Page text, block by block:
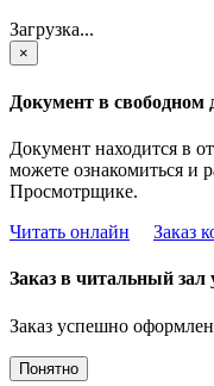
Загрузка...
×
Документ в свободном
Документ находится в
можете ознакомиться и
Просмотрщике.
Читать онлайн
Заказ
Заказ в читальный
Заказ успешно
Понятно